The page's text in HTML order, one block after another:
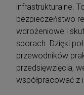
infrastrukturalne.
bezpieczeństwo
wdrożeniowe i
sporach. Dzięki
przewodników
przedsięwzięcia,
współpracować z